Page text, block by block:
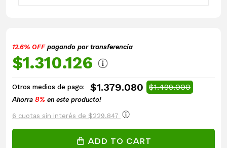
12.6% OFFpagando por transferencia
$1.310.126
Otros medios de pago: $1.379.080 $1.499.000
Ahorra 8% en este producto!
6 cuotas sin interés de $229.847
ADD TO CART